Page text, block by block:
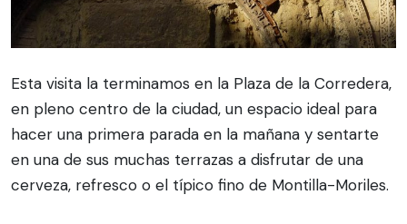
Esta visita la terminamos en la Plaza de la Corredera,
en pleno centro de la ciudad, un espacio ideal para
hacer una primera parada en la mañana y sentarte
en una de sus muchas terrazas a disfrutar de una
cerveza, refresco o el típico fino de Montilla-Moriles.